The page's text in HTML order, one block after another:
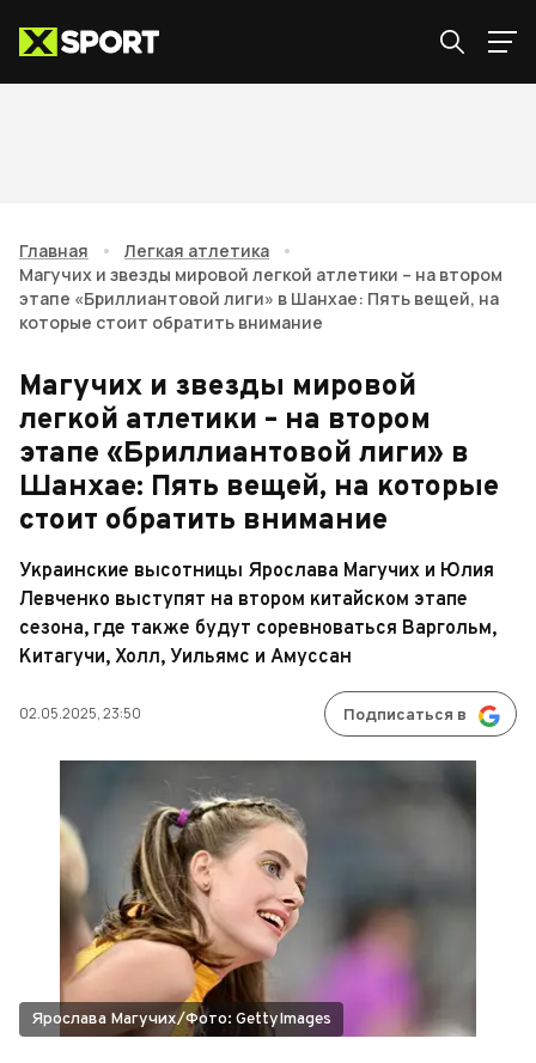
Главная • Легкая атлетика
•
Магучих и звезды мировой легкой атлетики – на втором
этапе «Бриллиантовой лиги» в Шанхае: Пять вещей, на
которые стоит обратить внимание
Магучих и звезды мировой
легкой атлетики – на втором
этапе «Бриллиантовой лиги» в
Шанхае: Пять вещей, на которые
стоит обратить внимание
Украинские высотницы Ярослава Магучих и Юлия
Левченко выступят на втором китайском этапе
сезона, где также будут соревноваться Варгольм,
Китагучи, Холл, Уильямс и Амуссан
02.05.2025, 23:50 Подписаться в
Ярослава Магучих/Фото: GettyImages